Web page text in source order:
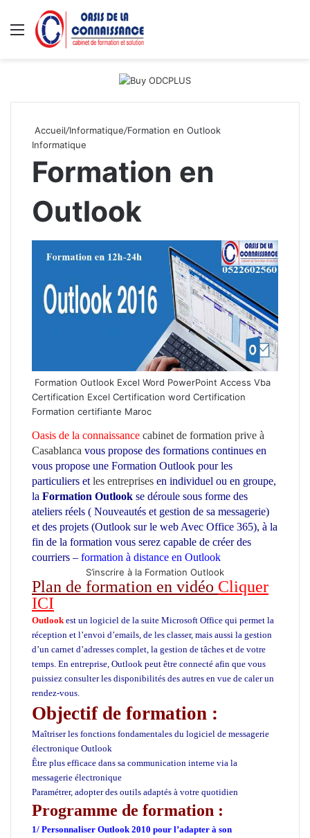
Menu
Accueil/Informatique/Formation en Outlook
Informatique
Formation en
Outlook
Formation Outlook Excel Word PowerPoint Access Vba
Certification Excel Certification word Certification
Formation certifiante Maroc
Oasis de la connaissance cabinet de formation prive à
Casablanca vous propose des formations continues en
vous propose une Formation Outlook pour les
particuliers et les entreprises en individuel ou en groupe,
la Formation Outlook se déroule sous forme des
ateliers réels ( Nouveautés et gestion de sa messagerie)
et des projets (Outlook sur le web Avec Office 365), à la
fin de la formation vous serez capable de créer des
courriers – formation à distance en Outlook
S’inscrire à la Formation Outlook
Plan de formation en vidéo Cliquer
ICI
Outlook est un logiciel de la suite Microsoft Office qui permet la
réception et l’envoi d’emails, de les classer, mais aussi la gestion
d’un carnet d’adresses complet, la gestion de tâches et de votre
temps. En entreprise, Outlook peut être connecté afin que vous
puissiez consulter les disponibilités des autres en vue de caler un
rendez-vous.
Objectif de formation :
Maîtriser les fonctions fondamentales du logiciel de messagerie
électronique Outlook
Être plus efficace dans sa communication interne via la
messagerie électronique
Paramétrer, adopter des outils adaptés à votre quotidien
Programme de formation :
1/ Personnaliser Outlook 2010 pour l’adapter à son